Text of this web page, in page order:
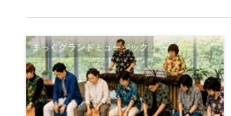
まっくグランドミュージック